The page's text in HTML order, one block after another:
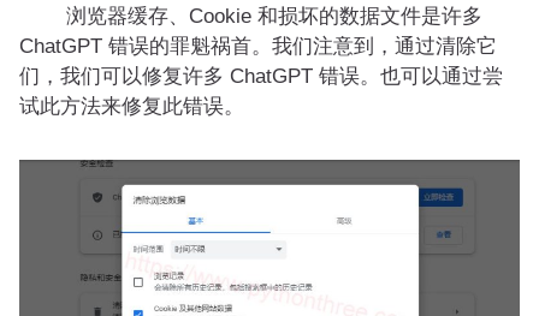
浏览器缓存、Cookie 和损坏的数据文件是许多
ChatGPT 错误的罪魁祸首。我们注意到，通过清除它
们，我们可以修复许多 ChatGPT 错误。也可以通过尝
试此方法来修复此错误。